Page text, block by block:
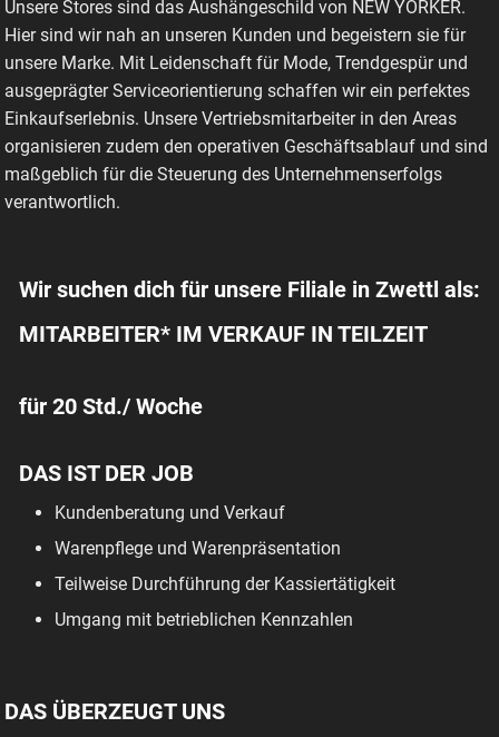
Unsere Stores sind das Aushängeschild von NEW YORKER.
Hier sind wir nah an unseren Kunden und begeistern sie für
unsere Marke. Mit Leidenschaft für Mode, Trendgespür und
ausgeprägter Serviceorientierung schaffen wir ein perfektes
Einkaufserlebnis. Unsere Vertriebsmitarbeiter in den Areas
organisieren zudem den operativen Geschäftsablauf und sind
maßgeblich für die Steuerung des Unternehmenserfolgs
verantwortlich.
Wir suchen dich für unsere Filiale in Zwettl als:
MITARBEITER* IM VERKAUF IN TEILZEIT
für 20 Std./ Woche
DAS IST DER JOB
Kundenberatung und Verkauf
Warenpflege und Warenpräsentation
Teilweise Durchführung der Kassiertätigkeit
Umgang mit betrieblichen Kennzahlen
DAS ÜBERZEUGT UNS